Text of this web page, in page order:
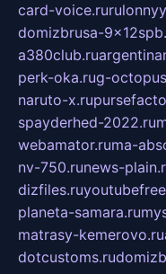
card-voice.ru
domizbrusa-
a380club.ru
perk-oka.rug-
naruto-x.ru
spayderhed-2022.ru
webamator.ruma-
nv-750.runews-
dizfiles.ru
planeta-samara.ru
matrasy-kemerovo.ru
dotcustoms.ru